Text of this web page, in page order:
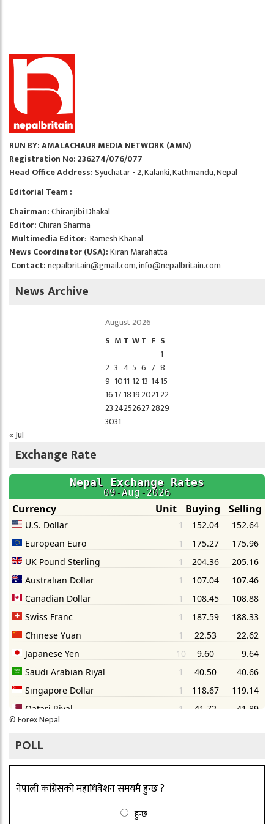
RUN BY: AMALACHAUR MEDIA NETWORK (AMN)
Registration No: 236274/076/077
Head Office Address:Syuchatar - 2, Kalanki, Kathmandu, Nepal
Editorial Team :
Chairman:Chiranjibi Dhakal
Editor:Chiran Sharma
Multimedia Editor: Ramesh Khanal
News Coordinator (USA):Kiran Marahatta
Contact:nepalbritain@gmail.com,info@nepalbritain.com
News Archive
August 2026
S M T WT F S
1
2 3 4 5 6 7 8
9 1011 12 13 1415
1617 1819202122
23242526272829
3031
« Jul
Exchange Rate
©Forex Nepal
POLL
नेपाली कांग्रेसको महाधिवेशन समयमै हुन्छ ?
हुन्छ